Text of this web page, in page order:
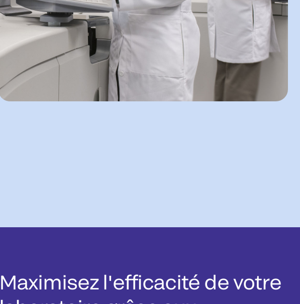
Maximisez l'efficacité de votre